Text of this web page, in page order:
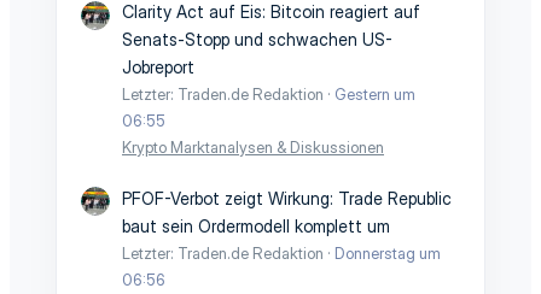
Clarity Act auf Eis: Bitcoin reagiert auf
Senats-Stopp und schwachen US-
Jobreport
Letzter: Traden.de Redaktion
Gestern um
06:55
Krypto Marktanalysen & Diskussionen
PFOF-Verbot zeigt Wirkung: Trade Republic
baut sein Ordermodell komplett um
Letzter: Traden.de Redaktion
Donnerstag um
06:56